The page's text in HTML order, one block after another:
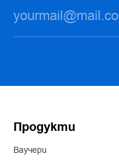
Продукти
Ваучери